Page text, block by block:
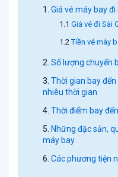
Giá vé máy bay
Giá vé đi Sài
Tiền vé máy
Số lượng chuyến
Thời gian bay
nhiêu thời gian
Thời điểm bay
Những đặc sản,
máy bay
Các phương tiện